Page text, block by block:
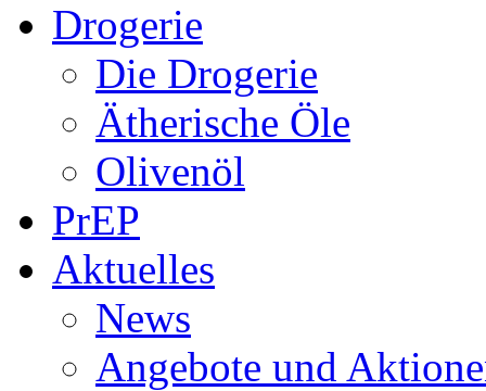
Drogerie
Die Drogerie
Ätherische Öle
Olivenöl
PrEP
Aktuelles
News
Angebote und